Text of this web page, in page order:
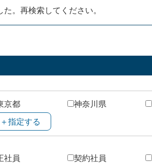
。再検索してください。
京都 神奈川県
＋指定する
社員 契約社員